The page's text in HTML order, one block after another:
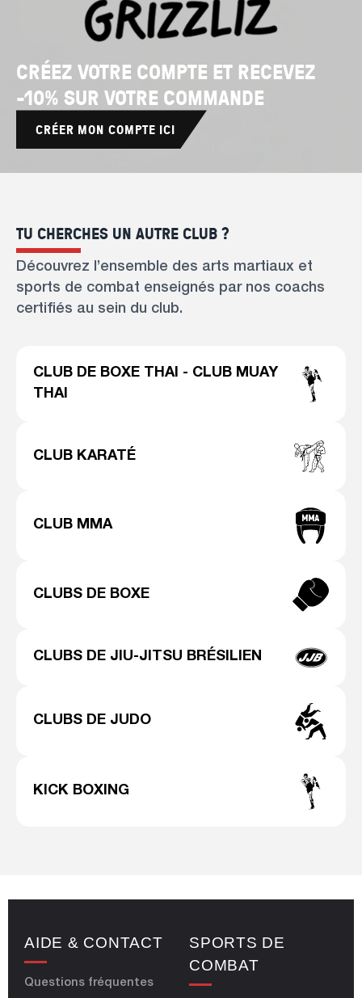
CRÉEZ VOTRE COMPTE ET RECEVEZ
-10% SUR VOTRE COMMANDE
CRÉER MON COMPTE ICI
TU CHERCHES UN AUTRE CLUB ?
Découvrez l’ensemble des arts martiaux et
sports de combat enseignés par nos coachs
certifiés au sein du club.
CLUB DE BOXE THAI - CLUB MUAY
THAI
CLUB KARATÉ
CLUB MMA
CLUBS DE BOXE
CLUBS DE JIU-JITSU BRÉSILIEN
CLUBS DE JUDO
KICK BOXING
AIDE & CONTACT
Questions fréquentes
SPORTS DE
COMBAT